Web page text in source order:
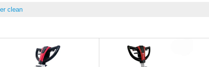
clean